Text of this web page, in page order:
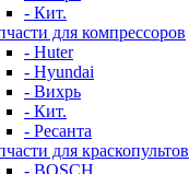
- Кит.
для компрессоров
- Huter
- Hyundai
- Вихрь
- Кит.
- Ресанта
для краскопультов
- BOSCH